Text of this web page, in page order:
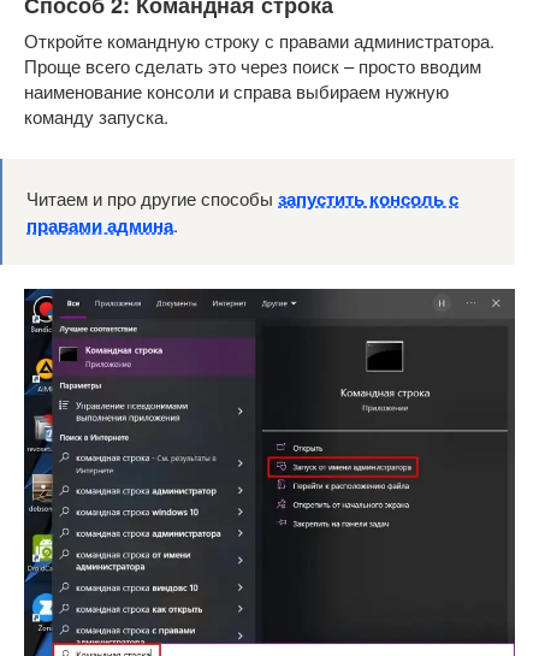
Откройте командную строку с правами администратора.
Проще всего сделать это через поиск – просто вводим
наименование консоли и справа выбираем нужную
команду запуска.
Читаем и про другие способы запустить консоль с
правами админа.